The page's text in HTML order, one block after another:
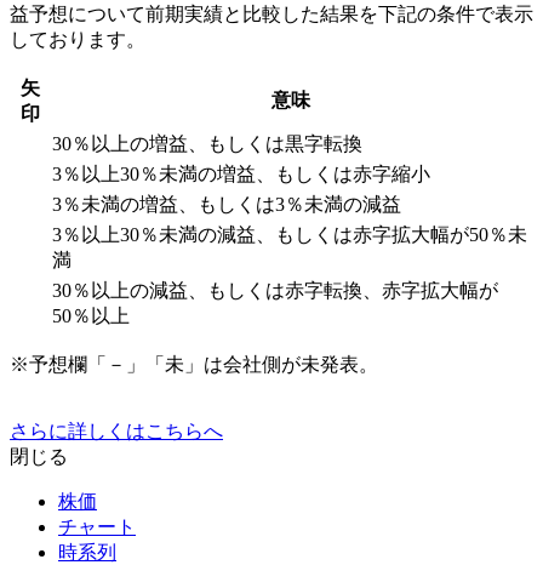
益予想について前期実績と比較した結果を下記の条件で表示
しております。
矢
印
意味
30％以上の増益、もしくは黒字転換
3％以上30％未満の増益、もしくは赤字縮小
3％未満の増益、もしくは3％未満の減益
3％以上30％未満の減益、もしくは赤字拡大幅が50％未
満
30％以上の減益、もしくは赤字転換、赤字拡大幅が
50％以上
※予想欄「－」「未」は会社側が未発表。
さらに詳しくはこちらへ
閉じる
株価
チャート
時系列